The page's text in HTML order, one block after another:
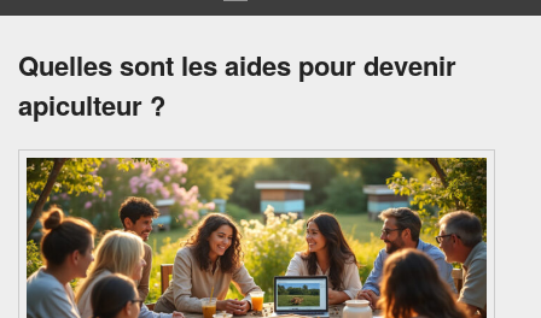
Quelles sont les aides pour devenir
apiculteur ?